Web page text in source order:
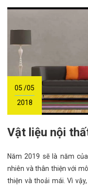
05 /05
2018
Vật liệu nội
Năm 2019 sẽ là năm
nhiên và thân thiện với
thiện và thoải mái. Vì